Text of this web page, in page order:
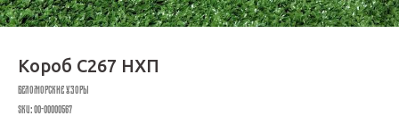
Короб С267 НХП
БЕЛОМОРСКИЕ УЗОРЫ
SKU:00-00000567